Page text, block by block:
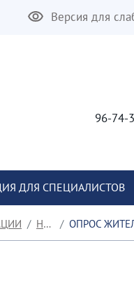
Версия для
96-74-
ДЛЯ СПЕЦИАЛИСТОВ
НОВОСТИ ОПРОС ЖИТЕЛЕЙ ПО